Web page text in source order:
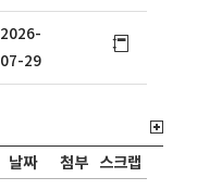
2026-
07-29
날짜 첨부 스크랩